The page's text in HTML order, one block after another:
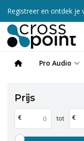
Registreer en ontdek je
Pro Audio
Prijs
€ tot €